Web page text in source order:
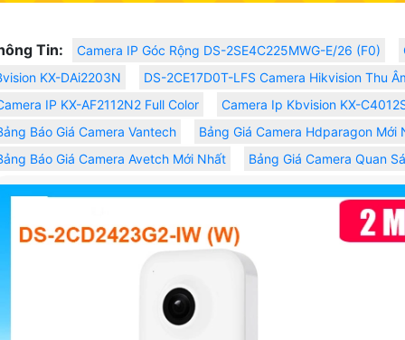
Tin: Camera IP Góc Rộng DS-2SE4C225MWG-E/26 (F0)
KX-DAi2203N
DS-2CE17D0T-LFS Camera Hikvision Thu
IP KX-AF2112N2 Full Color
Camera Ip Kbvision KX-
Báo Giá Camera Vantech
Bảng Giá Camera Hdparagon Mới
Báo Giá Camera Avetch Mới Nhất
Bảng Giá Camera Quan